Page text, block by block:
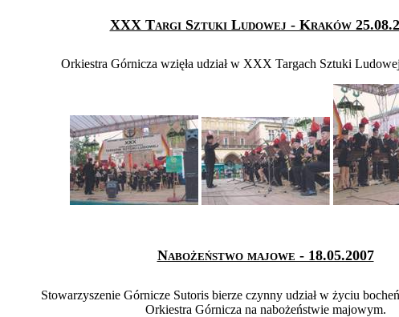
XXX Targi Sztuki Ludowej - Kraków
Orkiestra Górnicza wzięła udział w XXX Targach Sztuki
Nabożeństwo majowe - 18.05.2007
Stowarzyszenie Górnicze Sutoris bierze czynny udział w życiu
Orkiestra Górnicza na nabożeństwie majowym.